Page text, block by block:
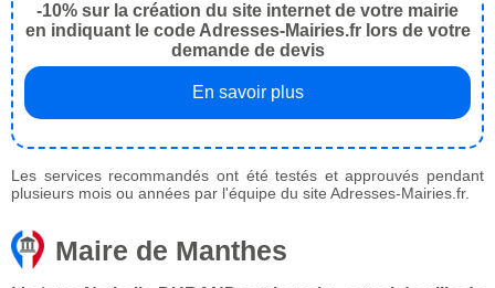
-10% sur la création du site internet de votre mairie
en indiquant le code Adresses-Mairies.fr lors de votre
demande de devis
En savoir plus
Les services recommandés ont été testés et approuvés pendant
plusieurs mois ou années par l'équipe du site Adresses-Mairies.fr.
Maire de Manthes